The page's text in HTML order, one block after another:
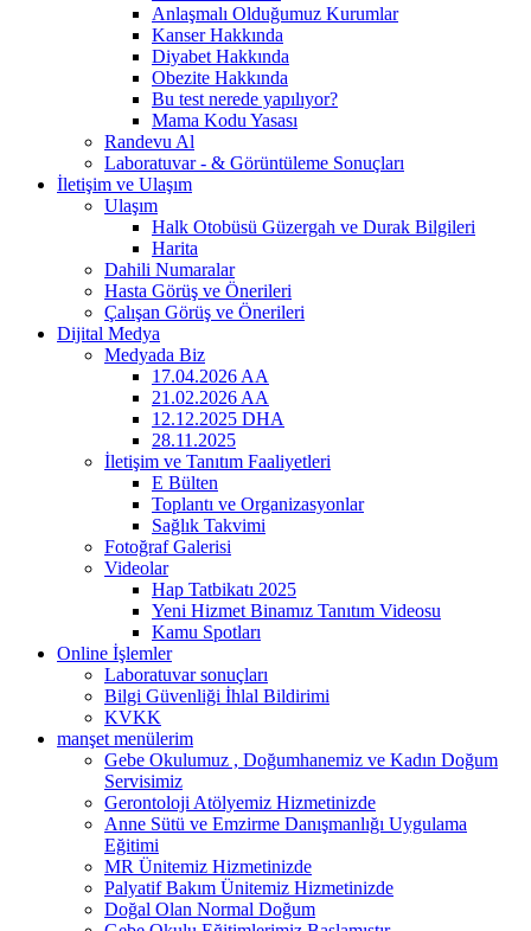
Anlaşmalı Olduğumuz Kurumlar
Kanser Hakkında
Diyabet Hakkında
Obezite Hakkında
Bu test nerede yapılıyor?
Mama Kodu Yasası
Randevu Al
Laboratuvar - & Görüntüleme Sonuçları
İletişim ve Ulaşım
Ulaşım
Halk Otobüsü Güzergah ve Durak Bilgileri
Harita
Dahili Numaralar
Hasta Görüş ve Önerileri
Çalışan Görüş ve Önerileri
Dijital Medya
Medyada Biz
17.04.2026 AA
21.02.2026 AA
12.12.2025 DHA
28.11.2025
İletişim ve Tanıtım Faaliyetleri
E Bülten
Toplantı ve Organizasyonlar
Sağlık Takvimi
Fotoğraf Galerisi
Videolar
Hap Tatbikatı 2025
Yeni Hizmet Binamız Tanıtım Videosu
Kamu Spotları
Online İşlemler
Laboratuvar sonuçları
Bilgi Güvenliği İhlal Bildirimi
KVKK
manşet menülerim
Gebe Okulumuz , Doğumhanemiz ve Kadın Doğum
Servisimiz
Gerontoloji Atölyemiz Hizmetinizde
Anne Sütü ve Emzirme Danışmanlığı Uygulama
Eğitimi
MR Ünitemiz Hizmetinizde
Palyatif Bakım Ünitemiz Hizmetinizde
Doğal Olan Normal Doğum